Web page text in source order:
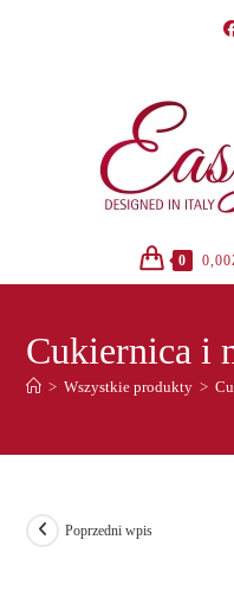
0 0,00
Cukiernica i
> Wszystkie produkty >
Poprzedni wpis